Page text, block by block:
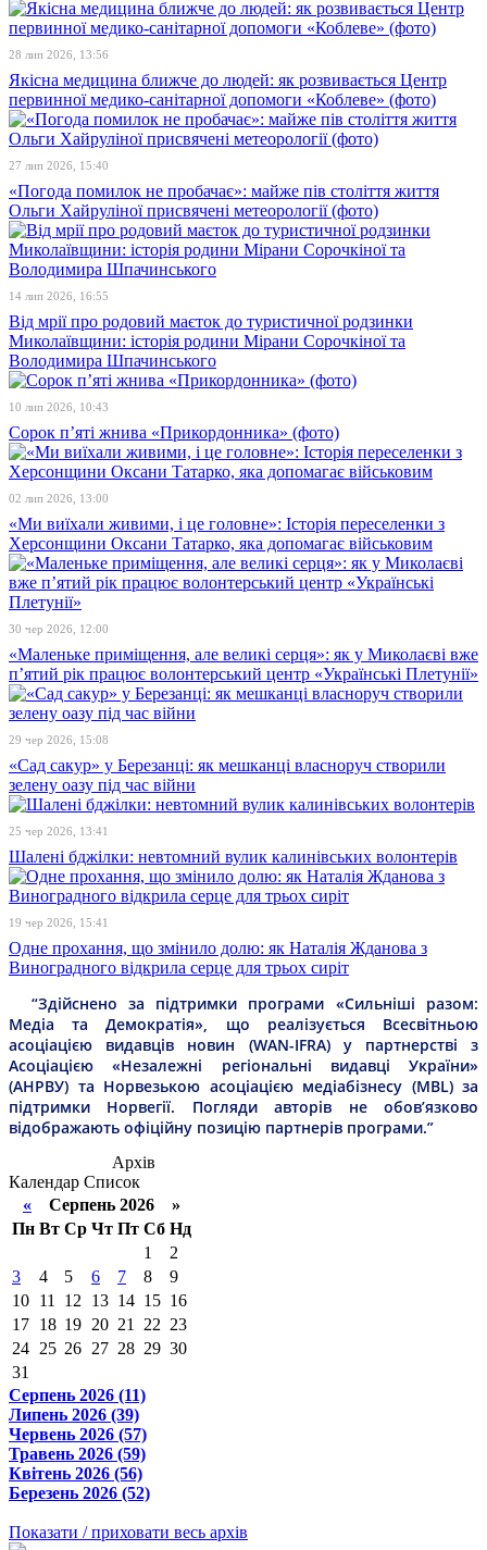
28 лип 2026, 13:56
Якісна медицина ближче до людей: як розвивається Центр
первинної медико-санітарної допомоги «Коблеве» (фото)
27 лип 2026, 15:40
«Погода помилок не пробачає»: майже пів століття життя
Ольги Хайруліної присвячені метеорології (фото)
14 лип 2026, 16:55
Від мрії про родовий маєток до туристичної родзинки
Миколаївщини: історія родини Мірани Сорочкіної та
Володимира Шпачинського
10 лип 2026, 10:43
Сорок п’яті жнива «Прикордонника» (фото)
02 лип 2026, 13:00
«Ми виїхали живими, і це головне»: Історія переселенки з
Херсонщини Оксани Татарко, яка допомагає військовим
30 чер 2026, 12:00
«Маленьке приміщення, але великі серця»: як у Миколаєві вже
п’ятий рік працює волонтерський центр «Українські Плетунії»
29 чер 2026, 15:08
«Сад сакур» у Березанці: як мешканці власноруч створили
зелену оазу під час війни
25 чер 2026, 13:41
Шалені бджілки: невтомний вулик калинівських волонтерів
19 чер 2026, 15:41
Одне прохання, що змінило долю: як Наталія Жданова з
Виноградного відкрила серце для трьох сиріт
“Здійснено за підтримки програми «Сильніші разом:
Медіа та Демократія», що реалізується Всесвітньою
асоціацією видавців новин (WAN-IFRA) у партнерстві з
Асоціацією «Незалежні регіональні видавці України»
(АНРВУ) та Норвезькою асоціацією медіабізнесу (MBL) за
підтримки Норвегії. Погляди авторів не обов’язково
відображають офіційну позицію партнерів програми.”
Архів
Календар Список
« Серпень 2026 »
Пн Вт Ср Чт Пт Сб Нд
1
2
3
4 5 6 7 8
9
10 11 12 13 14 15 16
17 18 19 20 21 22 23
24 25 26 27 28 29 30
31
Серпень 2026 (11)
Липень 2026 (39)
Червень 2026 (57)
Травень 2026 (59)
Квітень 2026 (56)
Березень 2026 (52)
Показати / приховати весь архів